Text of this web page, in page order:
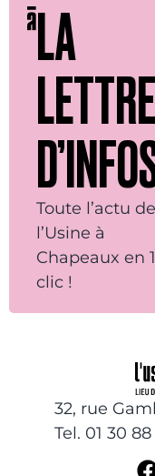
LA
LETTRE
Toute l’actu de
l’Usine à
Chapeaux en 1
clic !
32, rue
Tel. 01 30